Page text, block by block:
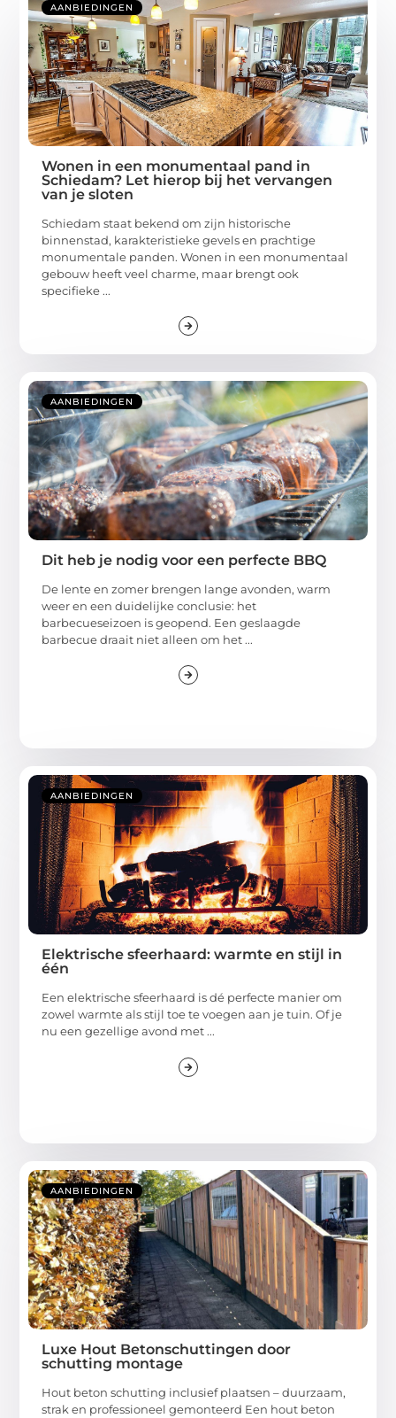
AANBIEDINGEN
Wonen in een monumentaal pand in
Schiedam? Let hierop bij het vervangen
van je sloten
Schiedam staat bekend om zijn historische
binnenstad, karakteristieke gevels en prachtige
monumentale panden. Wonen in een monumentaal
gebouw heeft veel charme, maar brengt ook
specifieke ...
AANBIEDINGEN
Dit heb je nodig voor een perfecte BBQ
De lente en zomer brengen lange avonden, warm
weer en een duidelijke conclusie: het
barbecueseizoen is geopend. Een geslaagde
barbecue draait niet alleen om het ...
AANBIEDINGEN
Elektrische sfeerhaard: warmte en stijl in
één
Een elektrische sfeerhaard is dé perfecte manier om
zowel warmte als stijl toe te voegen aan je tuin. Of je
nu een gezellige avond met ...
AANBIEDINGEN
Luxe Hout Betonschuttingen door
schutting montage
Hout beton schutting inclusief plaatsen – duurzaam,
strak en professioneel gemonteerd Een hout beton